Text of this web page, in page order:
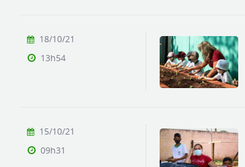
18/10/21
13h54
15/10/21
09h31